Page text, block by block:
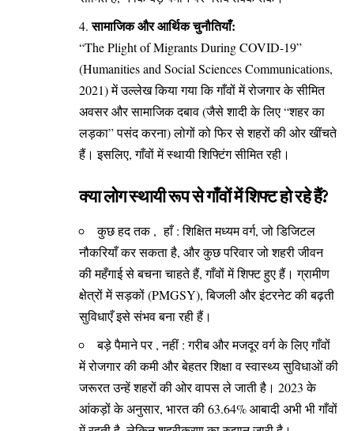
सामाजिक और आर्थिक चुनौतियाँ:
“The Plight of Migrants During COVID-19”
(Humanities and Social Sciences Communications,
2021) में उल्लेख किया गया कि गाँवों में रोजगार के सीमित
अवसर और सामाजिक दबाव (जैसे शादी के लिए “शहर का
लड़का” पसंद करना) लोगों को फिर से शहरों की ओर खींचते
हैं। इसलिए, गाँवों में स्थायी शिफ्टिंग सीमित रही।
क्या लोग स्थायी रूप से गाँवों में शिफ्ट हो रहे हैं?
कुछ हद तक , हाँ : शिक्षित मध्यम वर्ग, जो डिजिटल
नौकरियाँ कर सकता है, और कुछ परिवार जो शहरी जीवन
की महँगाई से बचना चाहते हैं, गाँवों में शिफ्ट हुए हैं। ग्रामीण
क्षेत्रों में सड़कों (PMGSY), बिजली और इंटरनेट की बढ़ती
सुविधाएँ इसे संभव बना रही हैं।
बड़े पैमाने पर , नहीं : गरीब और मजदूर वर्ग के लिए गाँवों
में रोजगार की कमी और बेहतर शिक्षा व स्वास्थ्य सुविधाओं की
जरूरत उन्हें शहरों की ओर वापस ले जाती है। 2023 के
आंकड़ों के अनुसार, भारत की 63.64% आबादी अभी भी गाँवों